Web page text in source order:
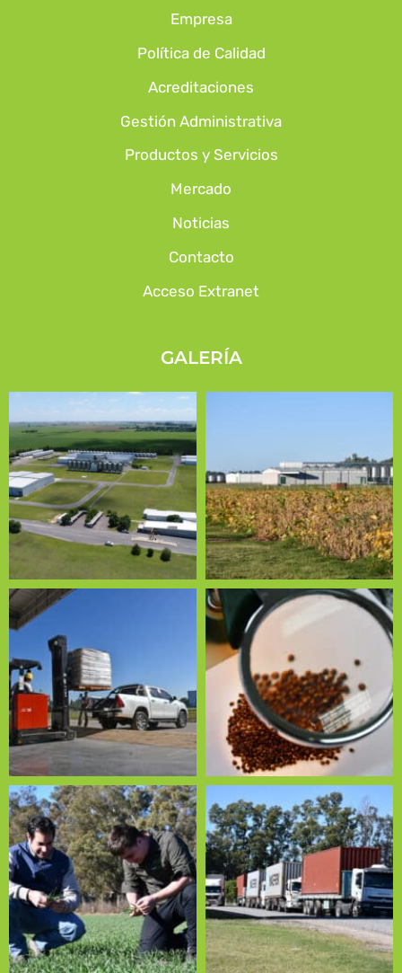
Empresa
Política de Calidad
Acreditaciones
Gestión Administrativa
Productos y Servicios
Mercado
Noticias
Contacto
Acceso Extranet
GALERÍA